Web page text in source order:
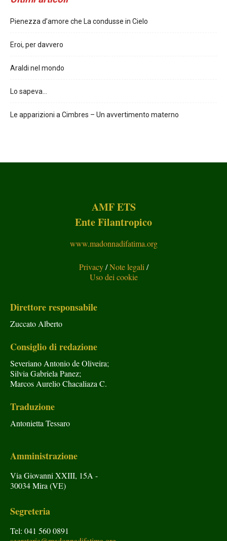
Pienezza d’amore che La condusse in Cielo
Eroi, per davvero
Araldi nel mondo
Lo sapeva…
Le apparizioni a Cimbres – Un avvertimento materno
AMF ETS
Ente Filantropico
www.madonnadifatima.org
Privacy/Note legali /
Uso dei cookie
Direttore responsabile
Zuccato Alberto
Consiglio di redazione
Severiano Antonio de Oliveira;
Silvia Gabriela Panez;
Marcos Aurelio Chacaliaza C.
Traduzione
Antonietta Tessaro
Amministrazione
Via Giovanni XXIII, 15A -
30034 Mira (VE)
Segreteria
Tel: 041 560 0891